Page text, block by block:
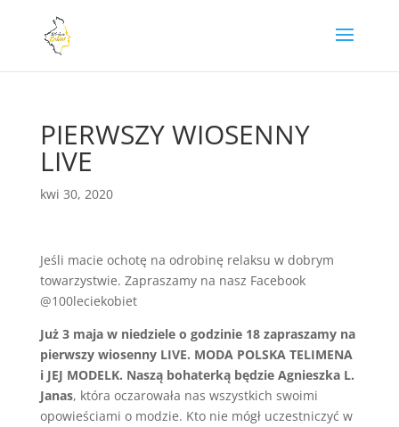
PIERWSZY WIOSENNY
LIVE
kwi 30, 2020
Jeśli macie ochotę na odrobinę relaksu w dobrym
towarzystwie. Zapraszamy na nasz Facebook
@100leciekobiet
Już 3 maja w niedziele o godzinie 18 zapraszamy na
pierwszy wiosenny LIVE. MODA POLSKA TELIMENA
i JEJ MODELK. Naszą bohaterką będzie Agnieszka L.
Janas, która oczarowała nas wszystkich swoimi
opowieściami o modzie. Kto nie mógł uczestniczyć w